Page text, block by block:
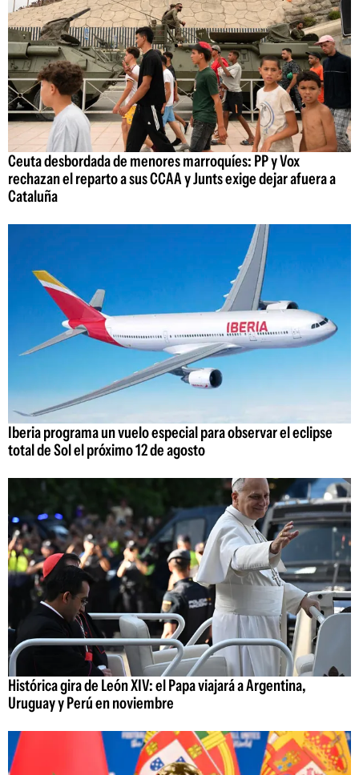
Ceuta desbordada de menores marroquíes: PP y Vox
rechazan el reparto a sus CCAA y Junts exige dejar afuera a
Cataluña
Iberia programa un vuelo especial para observar el eclipse
total de Sol el próximo 12 de agosto
Histórica gira de León XIV: el Papa viajará a Argentina,
Uruguay y Perú en noviembre